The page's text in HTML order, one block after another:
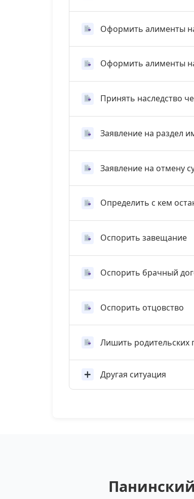
Оформить алименты
Оформить алименты
Принять наследство
Заявление на раздел
Заявление на отмену
Определить с кем
Оспорить завещание
Оспорить брачный
Оспорить отцовство
Лишить родительских
Другая ситуация